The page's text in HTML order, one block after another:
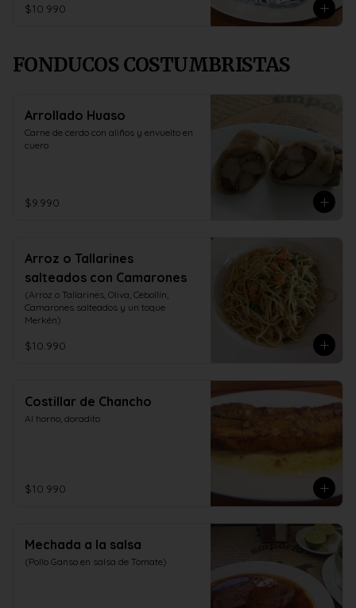
$10.990
FONDUCOS COSTUMBRISTAS
Arrollado Huaso
Carne de cerdo con aliños y envuelto en
cuero
$9.990
Arroz o Tallarines
salteados con Camarones
(Arroz o Tallarines, Oliva, Cebollín,
Camarones salteados y un toque
Merkén)
$10.990
Costillar de Chancho
Al horno, doradito
$10.990
Mechada a la salsa
(Pollo Ganso en salsa de Tomate)